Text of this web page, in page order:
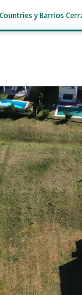
Countries y Barrios